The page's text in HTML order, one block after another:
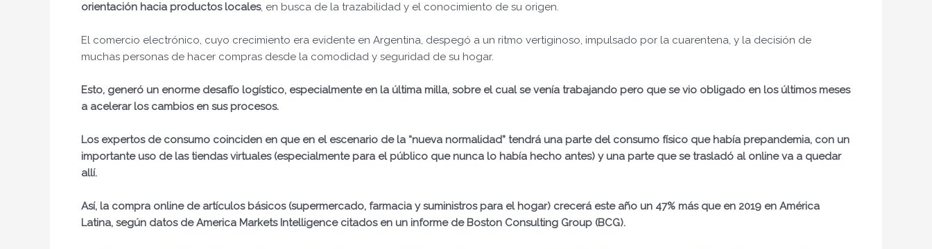
orientación hacia productos locales, en busca de la trazabilidad y el conocimiento de su origen.
El comercio electrónico, cuyo crecimiento era evidente en Argentina, despegó a un ritmo vertiginoso, impulsado por la cuarentena, y la decisión de
muchas personas de hacer compras desde la comodidad y seguridad de su hogar.
Esto, generó un enorme desafío logístico, especialmente en la última milla, sobre el cual se venía trabajando pero que se vio obligado en los últimos meses
a acelerar los cambios en sus procesos.
Los expertos de consumo coinciden en que en el escenario de la “nueva normalidad” tendrá una parte del consumo físico que había prepandemia, con un
importante uso de las tiendas virtuales (especialmente para el público que nunca lo había hecho antes) y una parte que se trasladó al online va a quedar
allí.
Así, la compra online de artículos básicos (supermercado, farmacia y suministros para el hogar) crecerá este año un 47% más que en 2019 en América
Latina, según datos de America Markets Intelligence citados en un informe de Boston Consulting Group (BCG).